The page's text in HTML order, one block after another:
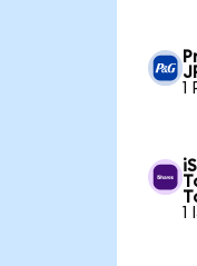
1
1